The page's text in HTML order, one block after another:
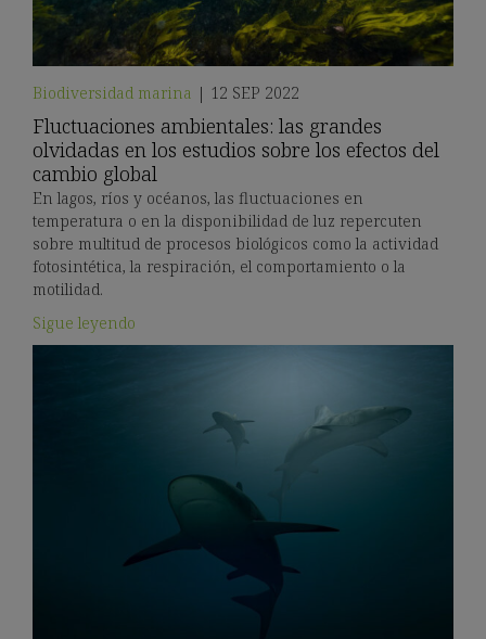
Biodiversidad marina | 12 SEP 2022
Fluctuaciones ambientales: las grandes
olvidadas en los estudios sobre los efectos del
cambio global
En lagos, ríos y océanos, las fluctuaciones en
temperatura o en la disponibilidad de luz repercuten
sobre multitud de procesos biológicos como la actividad
fotosintética, la respiración, el comportamiento o la
motilidad.
Sigue leyendo